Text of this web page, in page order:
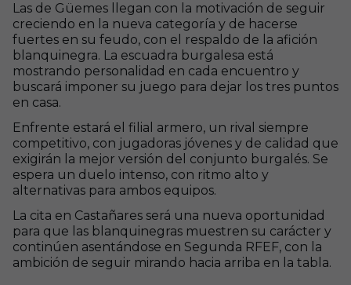
Las de Güemes llegan con la motivación de seguir
creciendo en la nueva categoría y de hacerse
fuertes en su feudo, con el respaldo de la afición
blanquinegra. La escuadra burgalesa está
mostrando personalidad en cada encuentro y
buscará imponer su juego para dejar los tres puntos
en casa.
Enfrente estará el filial armero, un rival siempre
competitivo, con jugadoras jóvenes y de calidad que
exigirán la mejor versión del conjunto burgalés. Se
espera un duelo intenso, con ritmo alto y
alternativas para ambos equipos.
La cita en Castañares será una nueva oportunidad
para que las blanquinegras muestren su carácter y
continúen asentándose en Segunda RFEF, con la
ambición de seguir mirando hacia arriba en la tabla.